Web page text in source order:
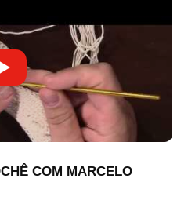
COM MARCELO